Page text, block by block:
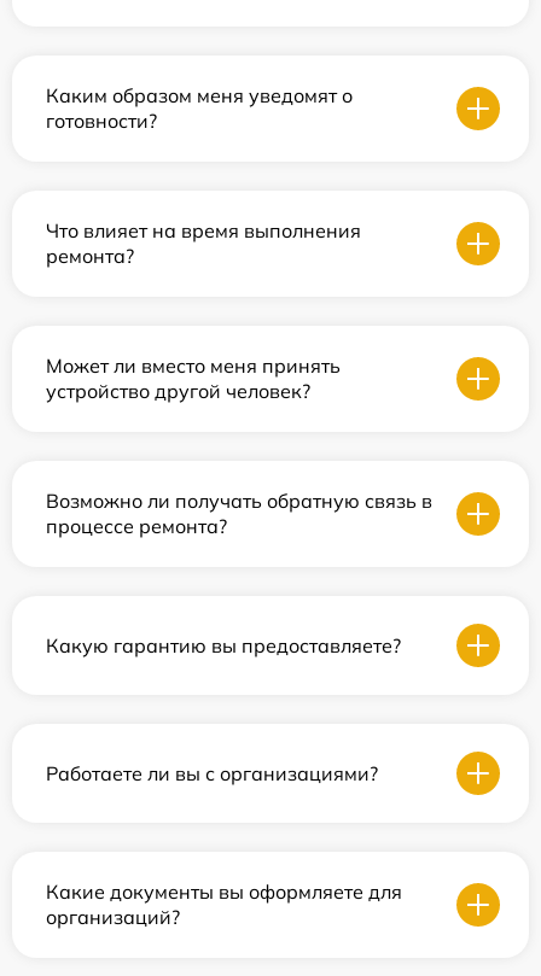
Каким образом меня уведомят о
готовности?
Что влияет на время выполнения
ремонта?
Может ли вместо меня принять
устройство другой человек?
Возможно ли получать обратную связь в
процессе ремонта?
Какую гарантию вы предоставляете?
Работаете ли вы с организациями?
Какие документы вы оформляете для
организаций?